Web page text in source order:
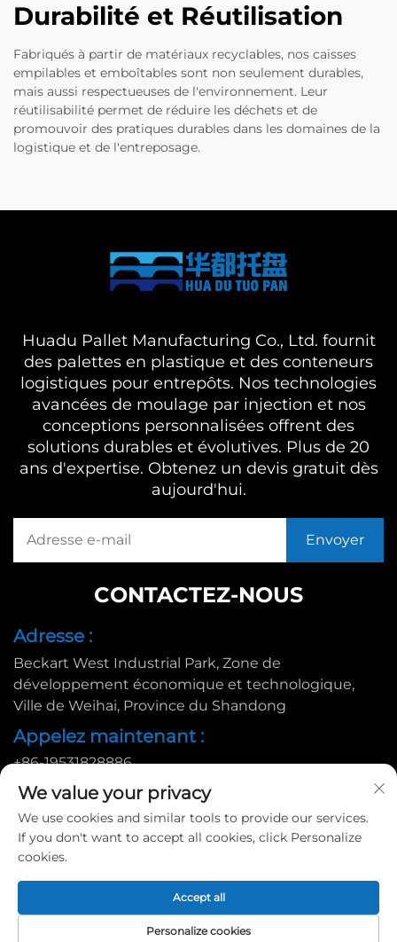
Durabilité et Réutilisation
Fabriqués à partir de matériaux recyclables, nos caisses
empilables et emboîtables sont non seulement durables,
mais aussi respectueuses de l'environnement. Leur
réutilisabilité permet de réduire les déchets et de
promouvoir des pratiques durables dans les domaines de la
logistique et de l'entreposage.
Huadu Pallet Manufacturing Co., Ltd. fournit
des palettes en plastique et des conteneurs
logistiques pour entrepôts. Nos technologies
avancées de moulage par injection et nos
conceptions personnalisées offrent des
solutions durables et évolutives. Plus de 20
ans d'expertise. Obtenez un devis gratuit dès
aujourd'hui.
CONTACTEZ-NOUS
Adresse :
Beckart West Industrial Park, Zone de
développement économique et technologique,
Ville de Weihai, Province du Shandong
Appelez maintenant :
+86-19531828886
E-mail :
[email protected]
Copyright © 2025 par Huadu Pallet Manufacturing Co., Ltd. |
Politique de confidentialité
We value your privacy
We use cookies and similar tools to provide our services.
If you don't want to accept all cookies, click Personalize
cookies.
Personalize cookies
Accept all